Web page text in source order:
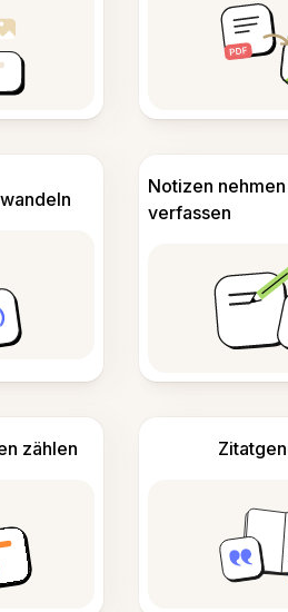
Notizen
verfassen
zählen